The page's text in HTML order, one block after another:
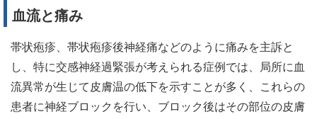
血流と痛み
帯状疱疹、帯状疱疹後神経痛などのように痛みを主訴と
し、特に交感神経過緊張が考えられる症例では、局所に血
流異常が生じて皮膚温の低下を示すことが多く、これらの
患者に神経ブロックを行い、ブロック後はその部位の皮膚